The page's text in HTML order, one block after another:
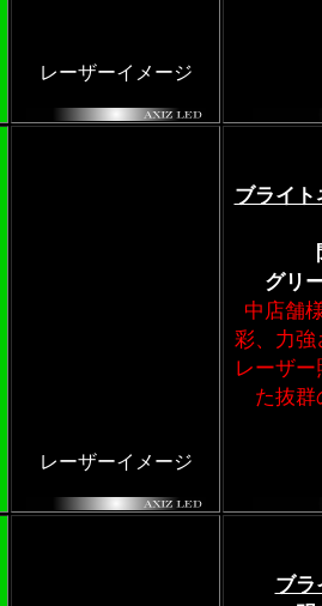
レーザーイメージ
レーザーイメージ
ブライ
グリ
中店舗
彩、力強
レーザ
た抜群
ブラ